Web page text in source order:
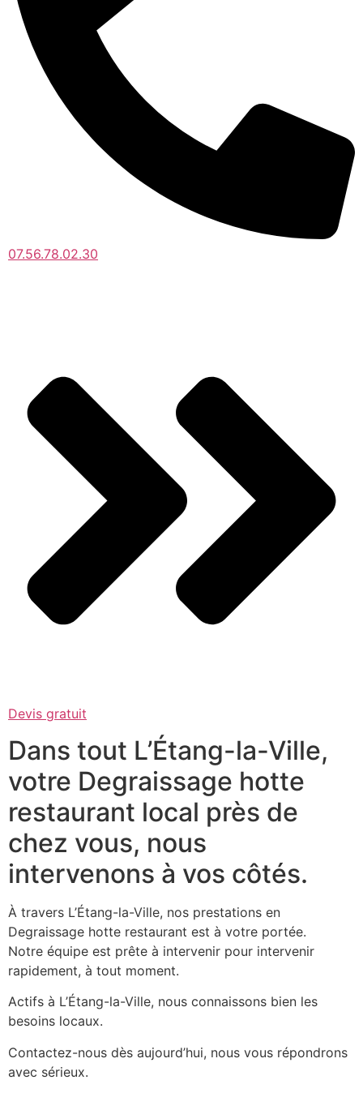
07.56.78.02.30
Devis gratuit
Dans tout L’Étang-la-Ville,
votre Degraissage hotte
restaurant local près de
chez vous, nous
intervenons à vos côtés.
À travers L’Étang-la-Ville, nos prestations en
Degraissage hotte restaurant est à votre portée.
Notre équipe est prête à intervenir pour intervenir
rapidement, à tout moment.
Actifs à L’Étang-la-Ville, nous connaissons bien les
besoins locaux.
Contactez-nous dès aujourd’hui, nous vous répondrons
avec sérieux.